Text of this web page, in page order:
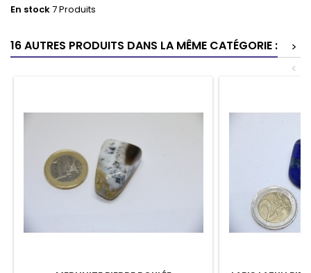
En stock7 Produits
16 AUTRES PRODUITS DANS LA MÊME CATÉGORIE :
>
<